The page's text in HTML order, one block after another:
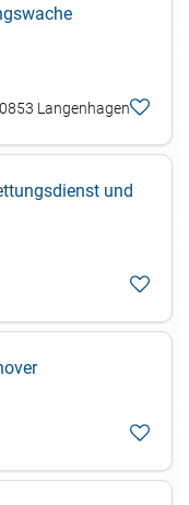
Langenhagen
und